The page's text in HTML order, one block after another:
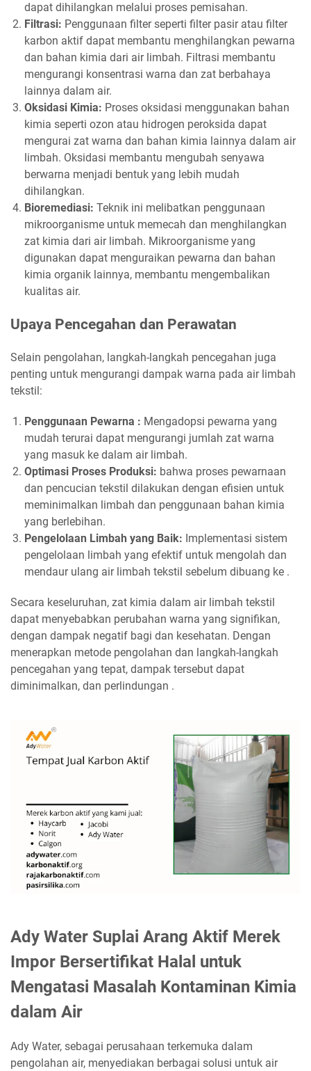
dapat dihilangkan melalui proses pemisahan.
Filtrasi: Penggunaan filter seperti filter pasir atau filter
karbon aktif dapat membantu menghilangkan pewarna
dan bahan kimia dari air limbah. Filtrasi membantu
mengurangi konsentrasi warna dan zat berbahaya
lainnya dalam air.
Oksidasi Kimia: Proses oksidasi menggunakan bahan
kimia seperti ozon atau hidrogen peroksida dapat
mengurai zat warna dan bahan kimia lainnya dalam air
limbah. Oksidasi membantu mengubah senyawa
berwarna menjadi bentuk yang lebih mudah
dihilangkan.
Bioremediasi: Teknik ini melibatkan penggunaan
mikroorganisme untuk memecah dan menghilangkan
zat kimia dari air limbah. Mikroorganisme yang
digunakan dapat menguraikan pewarna dan bahan
kimia organik lainnya, membantu mengembalikan
kualitas air.
Upaya Pencegahan dan Perawatan
Selain pengolahan, langkah-langkah pencegahan juga
penting untuk mengurangi dampak warna pada air limbah
tekstil:
Penggunaan Pewarna : Mengadopsi pewarna yang
mudah terurai dapat mengurangi jumlah zat warna
yang masuk ke dalam air limbah.
Optimasi Proses Produksi: bahwa proses pewarnaan
dan pencucian tekstil dilakukan dengan efisien untuk
meminimalkan limbah dan penggunaan bahan kimia
yang berlebihan.
Pengelolaan Limbah yang Baik: Implementasi sistem
pengelolaan limbah yang efektif untuk mengolah dan
mendaur ulang air limbah tekstil sebelum dibuang ke .
Secara keseluruhan, zat kimia dalam air limbah tekstil
dapat menyebabkan perubahan warna yang signifikan,
dengan dampak negatif bagi dan kesehatan. Dengan
menerapkan metode pengolahan dan langkah-langkah
pencegahan yang tepat, dampak tersebut dapat
diminimalkan, dan perlindungan .
Ady Water Suplai Arang Aktif Merek
Impor Bersertifikat Halal untuk
Mengatasi Masalah Kontaminan Kimia
dalam Air
Ady Water, sebagai perusahaan terkemuka dalam
pengolahan air, menyediakan berbagai solusi untuk air